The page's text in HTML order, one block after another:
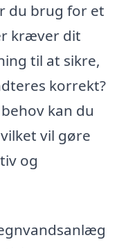
du brug for et
kræver dit
til at sikre,
korrekt?
kan du
vil gøre
og